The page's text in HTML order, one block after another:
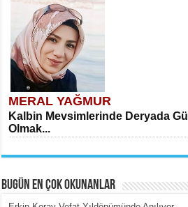
MERAL YAĞMUR
Kalbin Mevsimlerinde Deryada Gül
Olmak...
BUGÜN EN ÇOK OKUNANLAR